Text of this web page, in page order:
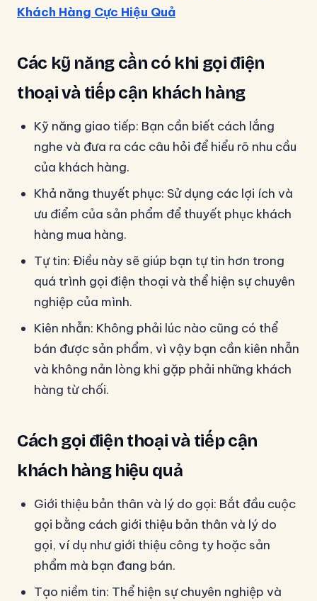
Khách Hàng Cực Hiệu Quả
Các kỹ năng cần có khi gọi điện
thoại và tiếp cận khách hàng
Kỹ năng giao tiếp: Bạn cần biết cách lắng
nghe và đưa ra các câu hỏi để hiểu rõ nhu cầu
của khách hàng.
Khả năng thuyết phục: Sử dụng các lợi ích và
ưu điểm của sản phẩm để thuyết phục khách
hàng mua hàng.
Tự tin: Điều này sẽ giúp bạn tự tin hơn trong
quá trình gọi điện thoại và thể hiện sự chuyên
nghiệp của mình.
Kiên nhẫn: Không phải lúc nào cũng có thể
bán được sản phẩm, vì vậy bạn cần kiên nhẫn
và không nản lòng khi gặp phải những khách
hàng từ chối.
Cách gọi điện thoại và tiếp cận
khách hàng hiệu quả
Giới thiệu bản thân và lý do gọi: Bắt đầu cuộc
gọi bằng cách giới thiệu bản thân và lý do
gọi, ví dụ như giới thiệu công ty hoặc sản
phẩm mà bạn đang bán.
Tạo niềm tin: Thể hiện sự chuyên nghiệp và